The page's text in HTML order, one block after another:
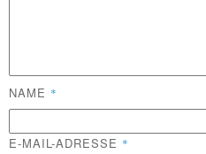
NAME *
E-MAIL-ADRESSE *